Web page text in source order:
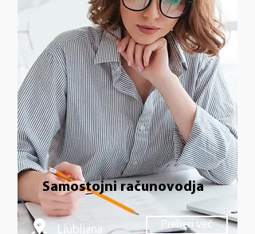
Ljubljana
Samostojni računovodja
Preberi več